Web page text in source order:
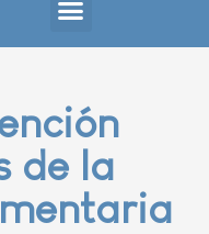
de la